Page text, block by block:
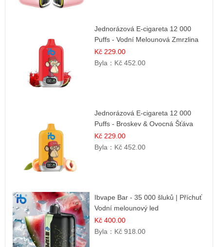
Jednorázová E-cigareta 12 000
Puffs - Vodní Melounová Zmrzlina
Kč 229.00
Byla： Kč 452.00
Jednorázová E-cigareta 12 000
Puffs - Broskev & Ovocná Šťáva
Kč 229.00
Byla： Kč 452.00
Ibvape Bar - 35 000 šluků | Příchuť
Vodní melounový led
Kč 400.00
Byla： Kč 918.00